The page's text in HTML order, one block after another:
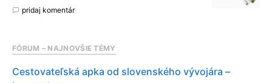
pridaj komentár
FÓRUM – NAJNOVŠIE TÉMY
Cestovateľská apka od slovenského vývojára –